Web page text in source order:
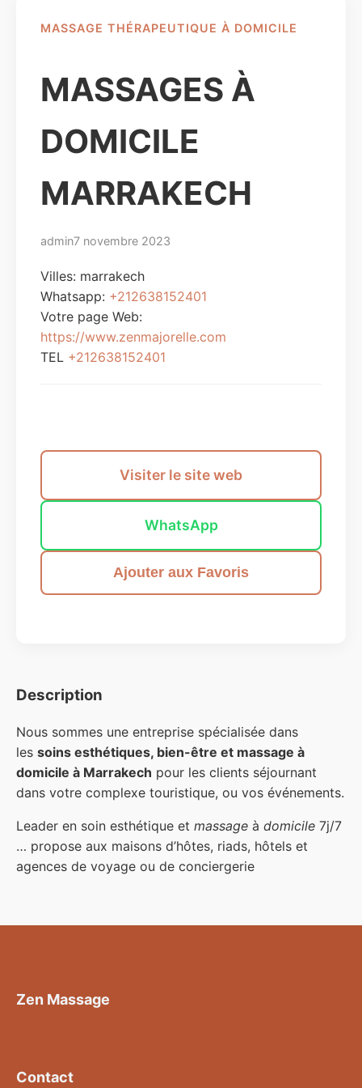
MASSAGE THÉRAPEUTIQUE À DOMICILE
MASSAGES À
DOMICILE
MARRAKECH
admin7 novembre 2023
Villes: marrakech
Whatsapp: +212638152401
Votre page Web:
https://www.zenmajorelle.com
TEL +212638152401
Visiter le site web
WhatsApp
Ajouter aux Favoris
Description
Nous sommes une entreprise spécialisée dans
les soins esthétiques, bien-être et massage à
domicile à Marrakech pour les clients séjournant
dans votre complexe touristique, ou vos événements.
Leader en soin esthétique et massage à domicile 7j/7
… propose aux maisons d’hôtes, riads, hôtels et
agences de voyage ou de conciergerie
Zen Massage
Contact